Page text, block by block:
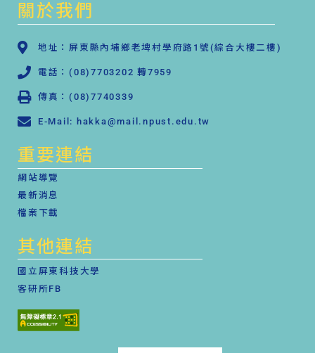
關於我們
地址：屏東縣內埔鄉老埤村學府路1號(綜合大樓二樓)
電話：(08)7703202 轉7959
傳真：(08)7740339
E-Mail: hakka@mail.npust.edu.tw
重要連結
網站導覽
最新消息
檔案下載
其他連結
國立屏東科技大學
客研所FB